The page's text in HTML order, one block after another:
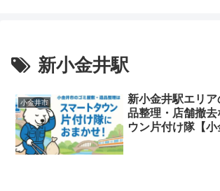
新小金井駅
小金井市
新小金井駅エリ
品整理・店舗撤
ウン片付け隊【